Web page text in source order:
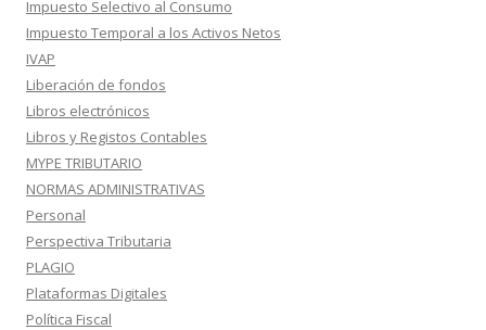
Impuesto Selectivo al Consumo
Impuesto Temporal a los Activos Netos
IVAP
Liberación de fondos
Libros electrónicos
Libros y Registos Contables
MYPE TRIBUTARIO
NORMAS ADMINISTRATIVAS
Personal
Perspectiva Tributaria
PLAGIO
Plataformas Digitales
Política Fiscal